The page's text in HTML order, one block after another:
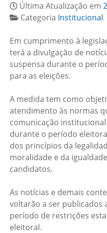
Última Atualização em
Categoria Institucional
Em cumprimento à
terá a divulgação de
suspensa durante o
para as eleições.
A medida tem como
atendimento às normas
comunicação
durante o período
dos princípios da
moralidade e da
candidatos.
As notícias e demais
voltarão a ser publicados
período de restrições
eleitoral.